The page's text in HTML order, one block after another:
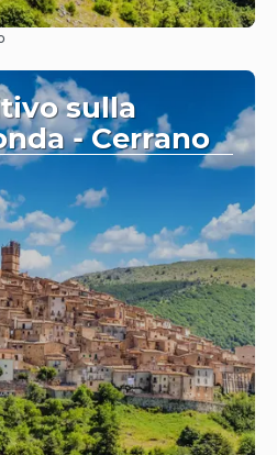
sulla
- Cerrano